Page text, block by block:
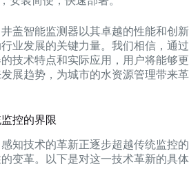
盖智能监测器以其卓越的性能和创新
业发展的关键力量。我们相信，通过
技术特点和实际应用，用户将能够更
展趋势，为城市的水资源管理带来革
控的界限
知技术的革新正逐步超越传统监控的
变革。以下是对这一技术革新的具体